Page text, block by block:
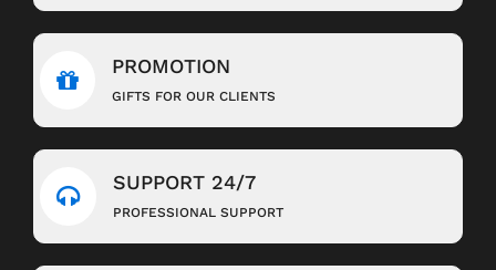
PROMOTION
GIFTS FOR OUR CLIENTS
SUPPORT 24/7
PROFESSIONAL SUPPORT